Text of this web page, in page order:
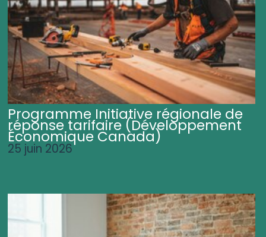
Programme Initiative régionale de
réponse tarifaire (Développement
Économique Canada)
25 juin 2026